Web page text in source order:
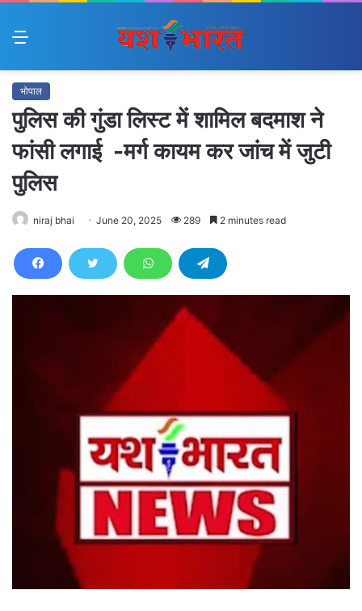
Menu
भोपाल
पुलिस की गुंडा लिस्ट में शामिल बदमाश ने
फांसी लगाई -मर्ग कायम कर जांच में जुटी
पुलिस
niraj bhai June 20, 2025 289 2 minutes read